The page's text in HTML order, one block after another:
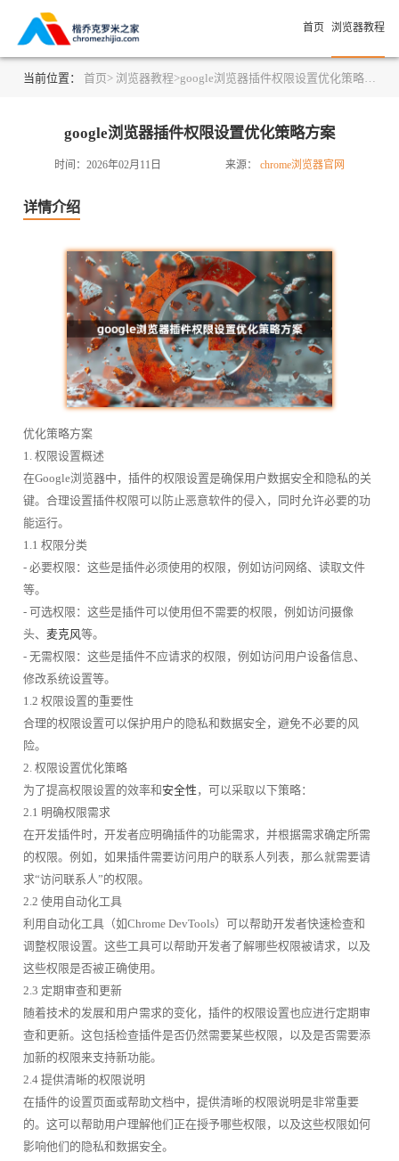
首页 浏览器教程
当前位置： 首页> 浏览器教程>google浏览器插件权限设置优化策略方案
google浏览器插件权限设置优化策略方案
时间：2026年02月11日 来源： chrome浏览器官网
详情介绍
优化策略方案
1. 权限设置概述
在Google浏览器中，插件的权限设置是确保用户数据安全和隐私的关
键。合理设置插件权限可以防止恶意软件的侵入，同时允许必要的功
能运行。
1.1 权限分类
- 必要权限：这些是插件必须使用的权限，例如访问网络、读取文件
等。
- 可选权限：这些是插件可以使用但不需要的权限，例如访问摄像
头、 麦克风等。
- 无需权限：这些是插件不应请求的权限，例如访问用户设备信息、
修改系统设置等。
1.2 权限设置的重要性
合理的权限设置可以保护用户的隐私和数据安全，避免不必要的风
险。
2. 权限设置优化策略
为了提高权限设置的效率和 安全性 ，可以采取以下策略：
2.1 明确权限需求
在开发插件时，开发者应明确插件的功能需求，并根据需求确定所需
的权限。例如，如果插件需要访问用户的联系人列表，那么就需要请
求“访问联系人”的权限。
2.2 使用自动化工具
利用自动化工具（如Chrome DevTools）可以帮助开发者快速检查和
调整权限设置。这些工具可以帮助开发者了解哪些权限被请求，以及
这些权限是否被正确使用。
2.3 定期审查和更新
随着技术的发展和用户需求的变化，插件的权限设置也应进行定期审
查和更新。这包括检查插件是否仍然需要某些权限，以及是否需要添
加新的权限来支持新功能。
2.4 提供清晰的权限说明
在插件的设置页面或帮助文档中，提供清晰的权限说明是非常重要
的。这可以帮助用户理解他们正在授予哪些权限，以及这些权限如何
影响他们的隐私和数据安全。